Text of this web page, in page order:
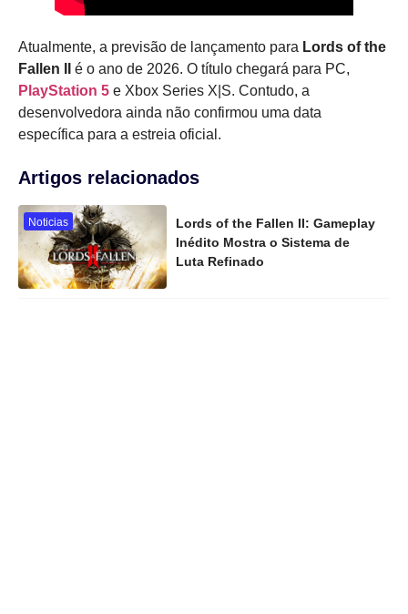
Atualmente, a previsão de lançamento para Lords of the
Fallen II
é o ano de 2026. O título chegará para PC,
PlayStation 5 e Xbox Series X|S. Contudo, a
desenvolvedora ainda não confirmou uma data
específica para a estreia oficial.
Artigos relacionados
Noticias
Lords of the Fallen II: Gameplay
Inédito Mostra o Sistema de
Luta Refinado